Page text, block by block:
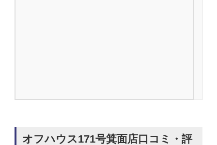
オフハウス171号箕面店口コミ・評